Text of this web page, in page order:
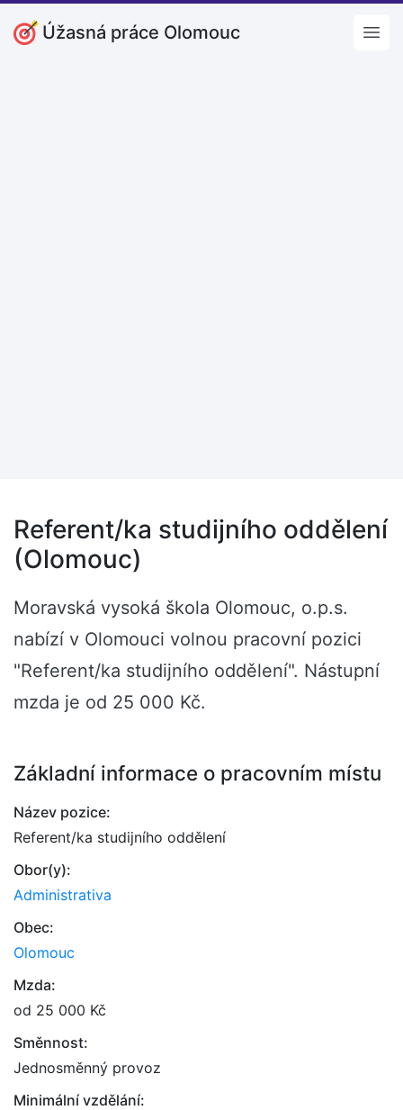
Úžasná práce Olomouc
Referent/ka studijního oddělení
(Olomouc)
Moravská vysoká škola Olomouc, o.p.s.
nabízí v Olomouci volnou pracovní pozici
"Referent/ka studijního oddělení". Nástupní
mzda je od 25 000 Kč.
Základní informace o pracovním místu
Název pozice:
Referent/ka studijního oddělení
Obor(y):
Administrativa
Obec:
Olomouc
Mzda:
od 25 000 Kč
Směnnost:
Jednosměnný provoz
Minimální vzdělání: